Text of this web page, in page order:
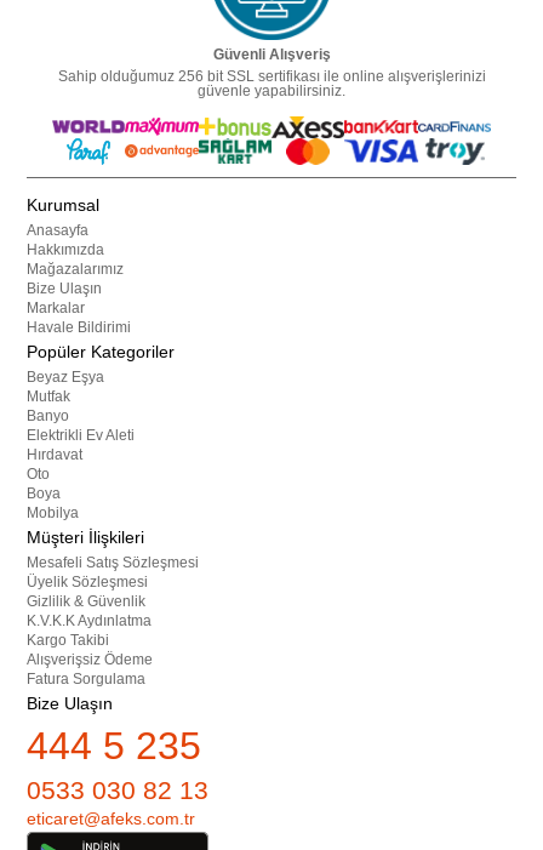
Güvenli Alışveriş
Sahip olduğumuz 256 bit SSL sertifikası ile online alışverişlerinizi
güvenle yapabilirsiniz.
Kurumsal
Anasayfa
Hakkımızda
Mağazalarımız
Bize Ulaşın
Markalar
Havale Bildirimi
Popüler Kategoriler
Beyaz Eşya
Mutfak
Banyo
Elektrikli Ev Aleti
Hırdavat
Oto
Boya
Mobilya
Müşteri İlişkileri
Mesafeli Satış Sözleşmesi
Üyelik Sözleşmesi
Gizlilik & Güvenlik
K.V.K.K Aydınlatma
Kargo Takibi
Alışverişsiz Ödeme
Fatura Sorgulama
Bize Ulaşın
444 5 235
0533 030 82 13
eticaret@afeks.com.tr